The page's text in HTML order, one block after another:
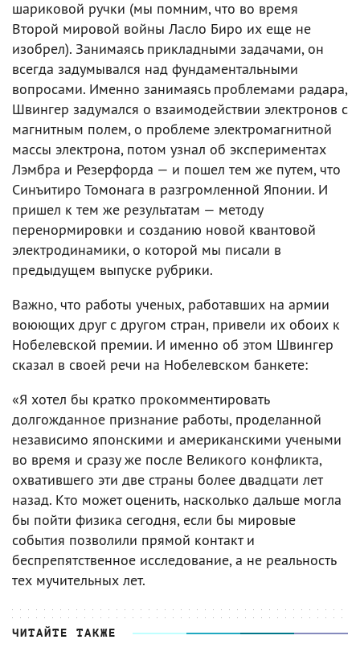
шариковой ручки (мы помним, что во время
Второй мировой войны Ласло Биро их еще не
изобрел). Занимаясь прикладными задачами, он
всегда задумывался над фундаментальными
вопросами. Именно занимаясь проблемами радара,
Швингер задумался о взаимодействии электронов с
магнитным полем, о проблеме электромагнитной
массы электрона, потом узнал об экспериментах
Лэмбра и Резерфорда — и пошел тем же путем, что
Синъитиро Томонага в разгромленной Японии. И
пришел к тем же результатам — методу
перенормировки и созданию новой квантовой
электродинамики, о которой мы писали в
предыдущем выпуске рубрики.
Важно, что работы ученых, работавших на армии
воюющих друг с другом стран, привели их обоих к
Нобелевской премии. И именно об этом Швингер
сказал в своей речи на Нобелевском банкете:
«Я хотел бы кратко прокомментировать
долгожданное признание работы, проделанной
независимо японскими и американскими учеными
во время и сразу же после Великого конфликта,
охватившего эти две страны более двадцати лет
назад. Кто может оценить, насколько дальше могла
бы пойти физика сегодня, если бы мировые
события позволили прямой контакт и
беспрепятственное исследование, а не реальность
тех мучительных лет.
ЧИТАЙТЕ ТАКЖЕ